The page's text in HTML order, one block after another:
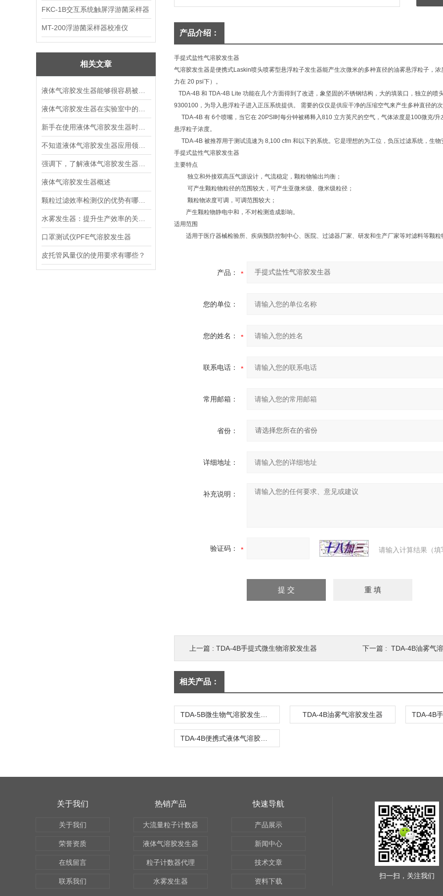
FKC-1B交互系统触屏浮游菌采样器
MT-200浮游菌采样器校准仪
相关文章
液体气溶胶发生器概述
口罩测试仪PFE气溶胶发生器
皮托管风量仪的使用要求有哪些？
产品介绍：
手提式盐性气溶胶发生器
气溶胶发生器是便携式Laskin喷头喷雾型悬浮粒子发生器能产生次微米的多种直径的油雾悬浮粒子，
力在 20 psi下）。
TDA-4B 和 TDA-4B Lite 功能在几个方面得到了改进，象坚固的不锈钢结构，大的填装口，独立的
9300100，为导入悬浮粒子进入正压系统提供。 需要的仅仅是供应干净的压缩空气来产生多种直径的次
TDA-4B 有 6个喷嘴，当它在 20PSI时每分钟被稀释入810 立方英尺的空气，气体浓度是100微克/
悬浮粒子浓度。
TDA-4B 被推荐用于测试流速为 8,100 cfm 和以下的系统。它是理想的为工位，负压过滤系统，生
手提式盐性气溶胶发生器
主要特点
独立和外接双高压气源设计，气流稳定，颗粒物输出均衡；
可产生颗粒物粒径的范围较大，可产生亚微米级、微米级粒径；
颗粒物浓度可调，可调范围较大；
产生颗粒物静电中和，不对检测造成影响。
适用范围
适用于医疗器械检验所、疾病预防控制中心、医院、过滤器厂家、研发和生产厂家等对滤料等颗粒
产品：
您的单位：
您的姓名：
联系电话：
常用邮箱：
省份：
详细地址：
补充说明：
验证码： 请输入计算结果（
上一篇 : TDA-4B手提式微生物溶胶发生器 下一篇 : TDA-4B油雾气
相关产品：
TDA-4B油雾气溶胶发生器
关于我们
关于我们
荣誉资质
在线留言
联系我们
热销产品
大流量粒子计数器
液体气溶胶发生器
粒子计数器代理
水雾发生器
快速导航
产品展示
新闻中心
技术文章
资料下载
扫一扫，关注我们